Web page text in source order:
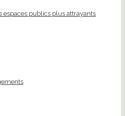
espaces publics plus attrayants